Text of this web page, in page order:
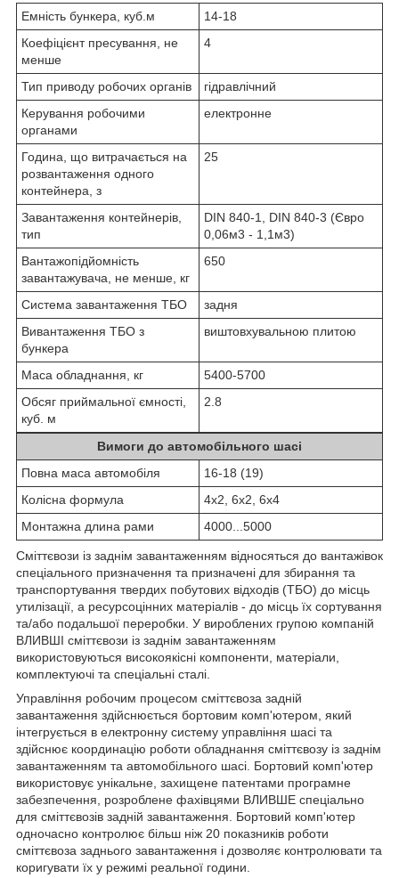
Емність бункера, куб.м
14-18
Коефіцієнт пресування, не
менше
4
Тип приводу робочих органів
гідравлічний
Керування робочими
органами
електронне
Година, що витрачається на
розвантаження одного
контейнера, з
25
Завантаження контейнерів,
тип
DIN 840-1, DIN 840-3 (Євро
0,06м3 - 1,1м3)
Вантажопідйомність
завантажувача, не менше, кг
650
Система завантаження ТБО
задня
Вивантаження ТБО з
бункера
виштовхувальною плитою
Маса обладнання, кг
5400-5700
Обсяг приймальної ємності,
куб. м
2.8
Вимоги до автомобільного шасі
Повна маса автомобіля
16-18 (19)
Колісна формула
4х2, 6х2, 6х4
Монтажна длина рами
4000...5000
Сміттєвози із заднім завантаженням відносяться до вантажівок
спеціального призначення та призначені для збирання та
транспортування твердих побутових відходів (ТБО) до місць
утилізації, а ресурсоцінних матеріалів - до місць їх сортування
та/або подальшої переробки. У вироблених групою компаній
ВЛИВШІ сміттєвози із заднім завантаженням
використовуються високоякісні компоненти, матеріали,
комплектуючі та спеціальні сталі.
Управління робочим процесом сміттєвоза задній
завантаження здійснюється бортовим комп'ютером, який
інтегрується в електронну систему управління шасі та
здійснює координацію роботи обладнання сміттєвозу із заднім
завантаженням та автомобільного шасі. Бортовий комп'ютер
використовує унікальне, захищене патентами програмне
забезпечення, розроблене фахівцями ВЛИВШЕ спеціально
для сміттєвозів задній завантаження. Бортовий комп'ютер
одночасно контролює більш ніж 20 показників роботи
сміттєвоза заднього завантаження і дозволяє контролювати та
коригувати їх у режимі реальної години.